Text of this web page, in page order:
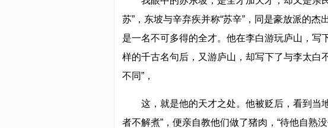
苏”，东坡与辛弃疾并称“苏辛”，同是豪放派的
是一名不可多得的全才。他在李白游玩庐山，写
样的千古名句后，又游庐山，却写下了与李太白
不同”，
这，就是他的天才之处。他被贬后，看到当
者不解煮”，便亲自教他们做了猪肉，“待他自熟